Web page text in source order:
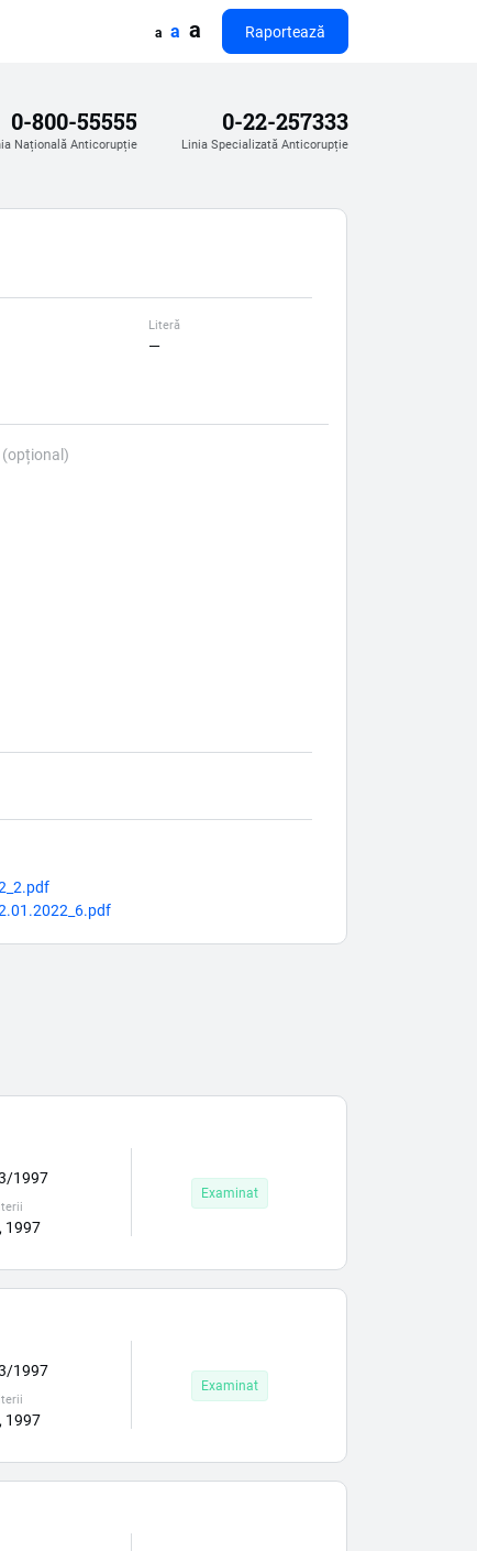
a a a Raportează
0-800-55555
Națională Anticorupție
0-22-257333
Linia Specializată Anticorupție
Literă
—
1997
1997
Examinat
1997
1997
Examinat